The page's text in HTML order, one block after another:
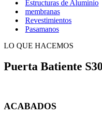
Estructuras de Aluminio
membranas
Revestimientos
Pasamanos
LO QUE HACEMOS
Puerta Batiente
ACABADOS